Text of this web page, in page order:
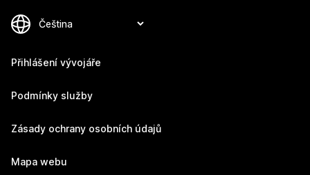
Přihlášení vývojáře
Podmínky služby
Zásady ochrany osobních údajů
Mapa webu